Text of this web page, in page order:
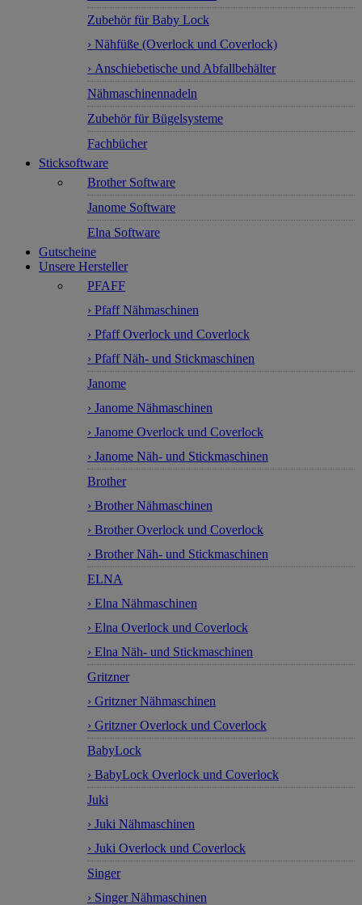
Zubehör für Baby Lock
› Nähfüße (Overlock und Coverlock)
› Anschiebetische und Abfallbehälter
Nähmaschinennadeln
Zubehör für Bügelsysteme
Fachbücher
Sticksoftware
Brother Software
Janome Software
Elna Software
Gutscheine
Unsere Hersteller
PFAFF
› Pfaff Nähmaschinen
› Pfaff Overlock und Coverlock
› Pfaff Näh- und Stickmaschinen
Janome
› Janome Nähmaschinen
› Janome Overlock und Coverlock
› Janome Näh- und Stickmaschinen
Brother
› Brother Nähmaschinen
› Brother Overlock und Coverlock
› Brother Näh- und Stickmaschinen
ELNA
› Elna Nähmaschinen
› Elna Overlock und Coverlock
› Elna Näh- und Stickmaschinen
Gritzner
› Gritzner Nähmaschinen
› Gritzner Overlock und Coverlock
BabyLock
› BabyLock Overlock und Coverlock
Juki
› Juki Nähmaschinen
› Juki Overlock und Coverlock
Singer
› Singer Nähmaschinen